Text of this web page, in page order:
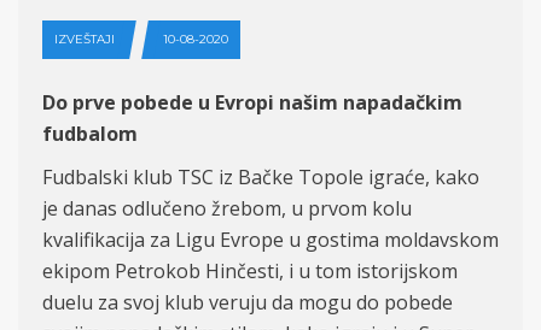
IZVEŠTAJI 10-08-2020
Do prve pobede u Evropi našim napadačkim
fudbalom
Fudbalski klub TSC iz Bačke Topole igraće, kako
je danas odlučeno žrebom, u prvom kolu
kvalifikacija za Ligu Evrope u gostima moldavskom
ekipom Petrokob Hinčesti, i u tom istorijskom
duelu za svoj klub veruju da mogu do pobede